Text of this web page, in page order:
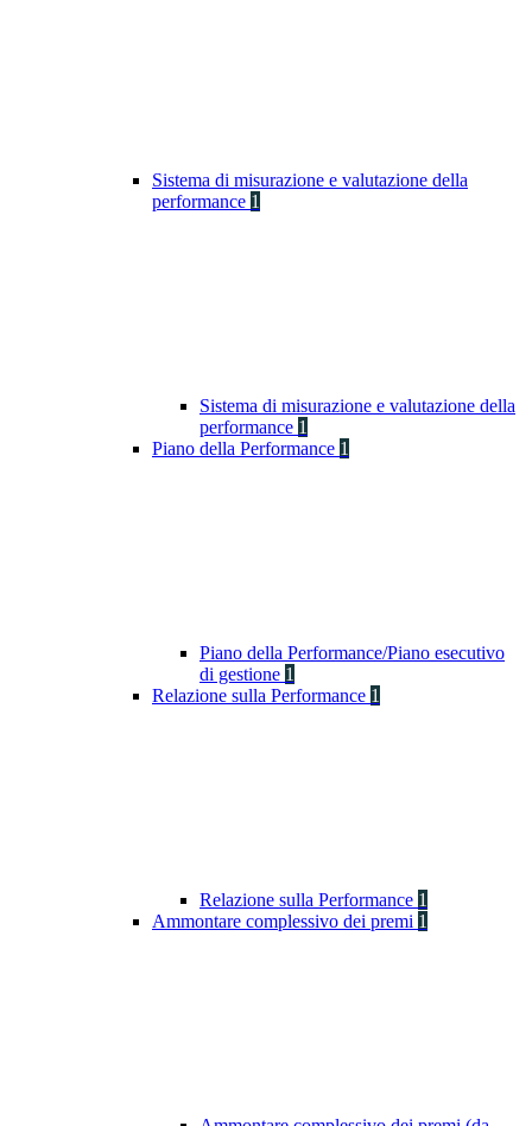
Sistema di misurazione e valutazione della
performance 1
Sistema di misurazione e valutazione della
performance 1
Piano della Performance 1
Piano della Performance/Piano esecutivo
di gestione 1
Relazione sulla Performance 1
Relazione sulla Performance 1
Ammontare complessivo dei premi 1